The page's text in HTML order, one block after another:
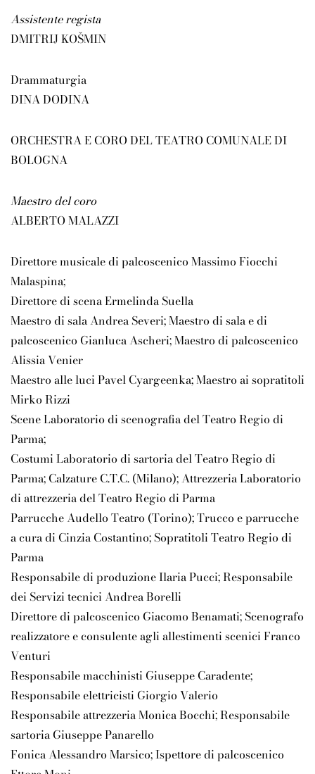
Assistente regista
DMITRIJ KOŠMIN
Drammaturgia
DINA DODINA
ORCHESTRA E CORO DEL TEATRO COMUNALE DI
BOLOGNA
Maestro del coro
ALBERTO MALAZZI
Direttore musicale di palcoscenico Massimo Fiocchi
Malaspina;
Direttore di scena Ermelinda Suella
Maestro di sala Andrea Severi; Maestro di sala e di
palcoscenico Gianluca Ascheri; Maestro di palcoscenico
Alissia Venier
Maestro alle luci Pavel Cyargeenka; Maestro ai sopratitoli
Mirko Rizzi
Scene Laboratorio di scenografia del Teatro Regio di
Parma;
Costumi Laboratorio di sartoria del Teatro Regio di
Parma; Calzature C.T.C. (Milano); Attrezzeria Laboratorio
di attrezzeria del Teatro Regio di Parma
Parrucche Audello Teatro (Torino); Trucco e parrucche
a cura di Cinzia Costantino; Sopratitoli Teatro Regio di
Parma
Responsabile di produzione Ilaria Pucci; Responsabile
dei Servizi tecnici Andrea Borelli
Direttore di palcoscenico Giacomo Benamati; Scenografo
realizzatore e consulente agli allestimenti scenici Franco
Venturi
Responsabile macchinisti Giuseppe Caradente;
Responsabile elettricisti Giorgio Valerio
Responsabile attrezzeria Monica Bocchi; Responsabile
sartoria Giuseppe Panarello
Fonica Alessandro Marsico; Ispettore di palcoscenico